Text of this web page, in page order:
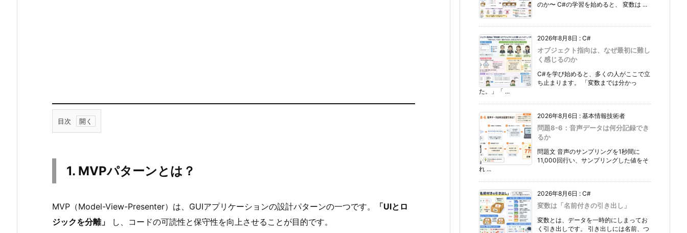
目次
1.
ー
1. MVPパターンとは？
MVP（Model-View-Presenter）は、GUIアプリケーションの設計パターンの一つです。
「UIとロ
ジックを分離」
し、コードの可読性と保守性を向上させることが目的です。
のか〜 C#の学習を始めると、 変数は ...
2026年8月8日 : C#
オブジェクト指向は、なぜ最初に難し
く感じるのか
C#を学び始めると、多くの人がここで立
ち止まります。 「変数までは分かっ
た。」「 ...
2026年8月6日 : 基本情報技術者
問題8-6：音声データは何分記録でき
るか
問題文 音声のサンプリングを1秒間に
11,000回行い、サンプリングした値をそ
れ ...
2026年8月6日 : C#
変数は「名前付きの引き出し」
変数とは、データを一時的にしまってお
く引き出しです。 引き出しには名前、つ